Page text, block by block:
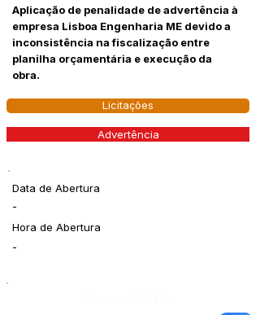
Aplicação de penalidade de advertência à
empresa Lisboa Engenharia ME devido a
inconsistência na fiscalização entre
planilha orçamentária e execução da
obra.
Licitações
Advertência
Data de Abertura
-
Hora de Abertura
-